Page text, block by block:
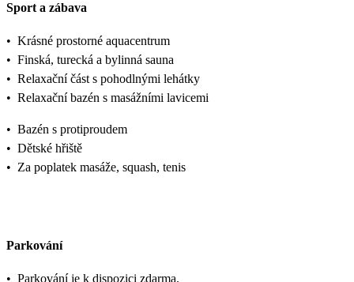
Sport a zábava
• Krásné prostorné aquacentrum
• Finská, turecká a bylinná sauna
• Relaxační část s pohodlnými lehátky
• Relaxační bazén s masážními lavicemi
• Bazén s protiproudem
• Dětské hřiště
• Za poplatek masáže, squash, tenis
Parkování
• Parkování je k dispozici zdarma.